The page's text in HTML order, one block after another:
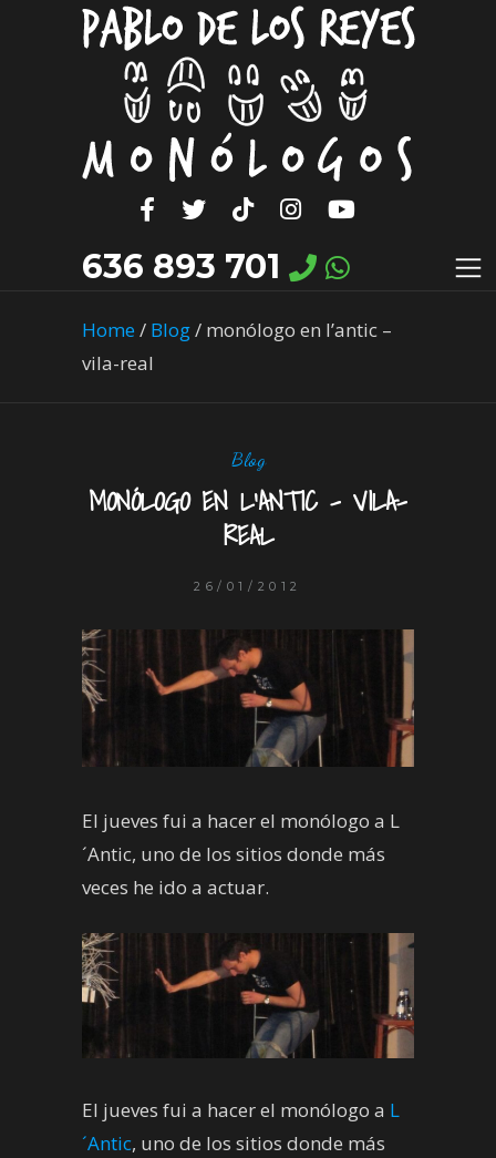
636 893 701
Home/ Blog/ monólogo en l’antic –
vila-real
Blog
MONÓLOGO EN L’ANTIC – VILA-
REAL
26/01/2012
El jueves fui a hacer el monólogo a L
´Antic, uno de los sitios donde más
veces he ido a actuar.
El jueves fui a hacer el monólogo a L
´Antic, uno de los sitios donde más